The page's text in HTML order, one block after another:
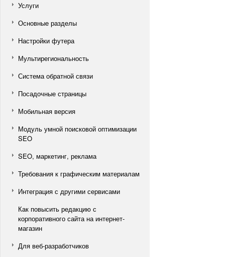
Услуги
Основные разделы
Настройки футера
Мультирегиональность
Система обратной связи
Посадочные страницы
Мобильная версия
Модуль умной поисковой оптимизации
SEO
SEO, маркетинг, реклама
Требования к графическим материалам
Интеграция с другими сервисами
Как повысить редакцию с
корпоративного сайта на интернет-
магазин
Для веб-разработчиков